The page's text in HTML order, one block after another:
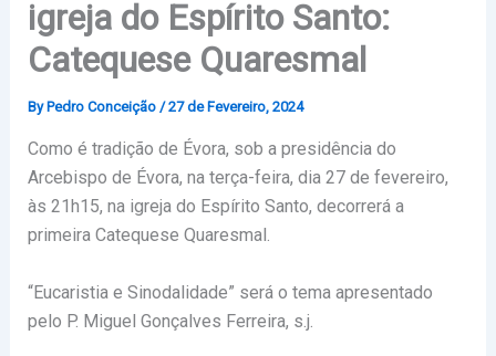
igreja do Espírito Santo:
Catequese Quaresmal
By Pedro Conceição /27 de Fevereiro, 2024
Como é tradição de Évora, sob a presidência do
Arcebispo de Évora, na terça-feira, dia 27 de fevereiro,
às 21h15, na igreja do Espírito Santo, decorrerá a
primeira Catequese Quaresmal.
“Eucaristia e Sinodalidade” será o tema apresentado
pelo P. Miguel Gonçalves Ferreira, s.j.